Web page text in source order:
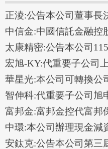
正淩:公告本公司董事長
中信金:中國信託金融控
太康精密:公告本公司
宏旭-KY:代重要子公司
華星光:本公司可轉換公
智伸科:代重要子公司旭
富邦金:富邦金控代富邦
中環:本公司辦理現金減
安鈦克:公告本公司第三